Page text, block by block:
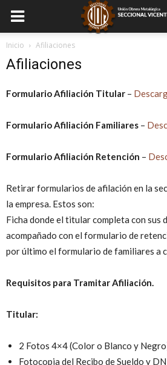
Inicio Afiliaciones
Afiliaciones
Formulario Afiliación Titular –
Formulario Afiliación Familiares –
Formulario Afiliación Retención –
Retirar formularios de afilación en la
la empresa. Estos son:
Ficha donde el titular completa con sus
acompañado con el formulario de
por último el formulario de familiares a
Requisitos para Tramitar Afiliación.
Titular:
2 Fotos 4×4 (Color o Blanco y
Fotocopia del Recibo de Sueldo y